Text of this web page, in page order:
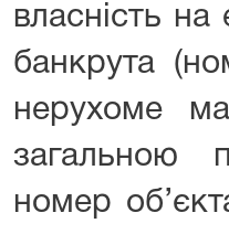
власність
банкрута
нерухоме
загальною
номер